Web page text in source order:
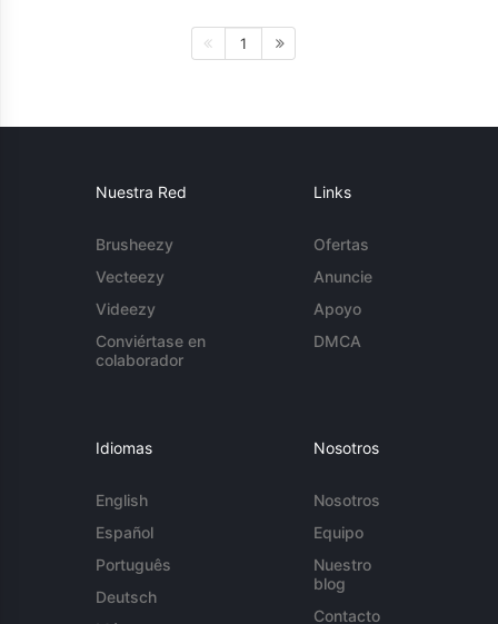
1
Nuestra Red
Brusheezy
Vecteezy
Videezy
Conviértase en
colaborador
Links
Ofertas
Anuncie
Apoyo
DMCA
Idiomas
English
Español
Português
Deutsch
Nosotros
Nosotros
Equipo
Nuestro
blog
Contacto